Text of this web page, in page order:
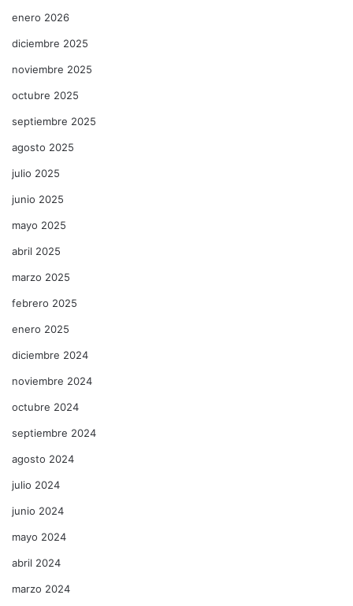
enero 2026
diciembre 2025
noviembre 2025
octubre 2025
septiembre 2025
agosto 2025
julio 2025
junio 2025
mayo 2025
abril 2025
marzo 2025
febrero 2025
enero 2025
diciembre 2024
noviembre 2024
octubre 2024
septiembre 2024
agosto 2024
julio 2024
junio 2024
mayo 2024
abril 2024
marzo 2024